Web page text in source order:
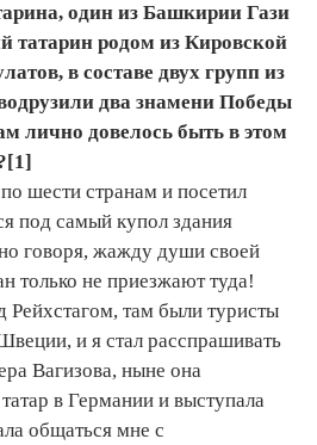
один из Башкирии Гази
татарин родом из Кировской
в составе двух групп из
два знамени Победы
лично довелось быть в этом
[1]
шести странам и посетил
под самый купол здания
говоря, жажду души своей
только не приезжают туда!
Рейхстагом, там были туристы
и я стал расспрашивать
Вагизова, ныне она
в Германии и выступала
общаться мне с